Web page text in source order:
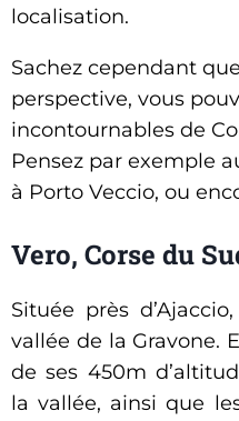
localisation.
Sachez cependant
perspective, vous
incontournables de
Pensez par exemple
à Porto Veccio, ou
Vero, Corse du
Située près
vallée de la Gravone.
de ses 450m
la vallée, ainsi que